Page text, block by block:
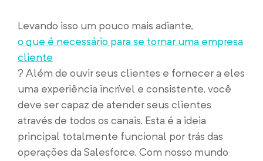
Levando isso um pouco mais adiante,
o que é necessário para se tornar uma empresa
cliente
? Além de ouvir seus clientes e fornecer a eles
uma experiência incrível e consistente, você
deve ser capaz de atender seus clientes
através de todos os canais. Esta é a ideia
principal totalmente funcional por trás das
operações da Salesforce. Com nosso mundo